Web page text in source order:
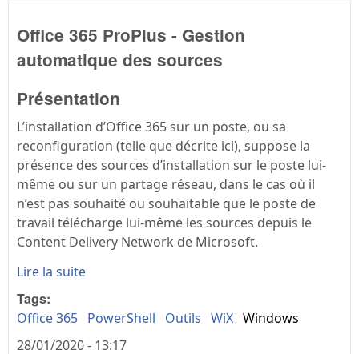
Office 365 ProPlus - Gestion
automatique des sources
Présentation
L’installation d’Office 365 sur un poste, ou sa
reconfiguration (telle que décrite ici), suppose la
présence des sources d’installation sur le poste lui-
même ou sur un partage réseau, dans le cas où il
n’est pas souhaité ou souhaitable que le poste de
travail télécharge lui-même les sources depuis le
Content Delivery Network de Microsoft.
Lire la suite
Tags:
Office 365 PowerShell Outils WiX Windows
28/01/2020 - 13:17